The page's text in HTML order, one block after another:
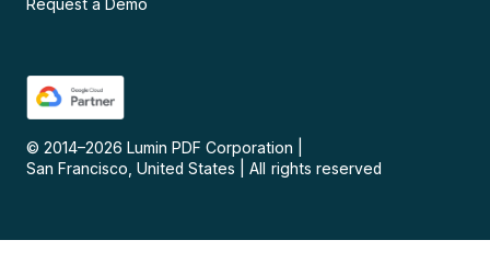
© 2014–2026 Lumin PDF Corporation
San Francisco, United States
All rights reserved